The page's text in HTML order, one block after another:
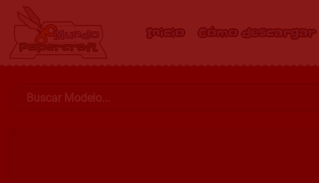
Inicio Cómo descargar